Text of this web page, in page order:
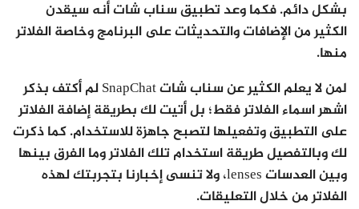
بشكل دائم. فكما وعد تطبيق سناب شات أنه سيقدن
الكثير من الإضافات والتحديثات على البرنامج وخاصة الفلاتر
منها.
لمن لا يعلم الكثير عن سناب شات SnapChat لم أكتف بذكر
اشهر اسماء الفلاتر فقط؛ بل أتيت لك بطريقة إضافة الفلاتر
على التطبيق وتفعيلها لتصبح جاهزة للاستخدام. كما ذكرت
لك وبالتفصيل طريقة استخدام تلك الفلاتر وما الفرق بينها
وبين العدسات lenses، ولا تنسى إخبارنا بتجربتك لهذه
الفلاتر من خلال التعليقات.